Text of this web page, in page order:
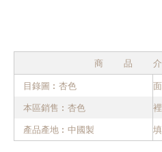
商品
目錄圖︰杏色
本區銷售︰杏色
產品產地︰中國製